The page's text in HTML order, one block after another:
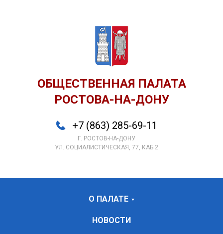
ОБЩЕСТВЕННАЯ ПАЛАТА
РОСТОВА-НА-ДОНУ
+7 (863) 285-69-11
Г. РОСТОВ-НА-ДОНУ
УЛ. СОЦИАЛИСТИЧЕСКАЯ, 77, КАБ 2
О ПАЛАТЕ
НОВОСТИ